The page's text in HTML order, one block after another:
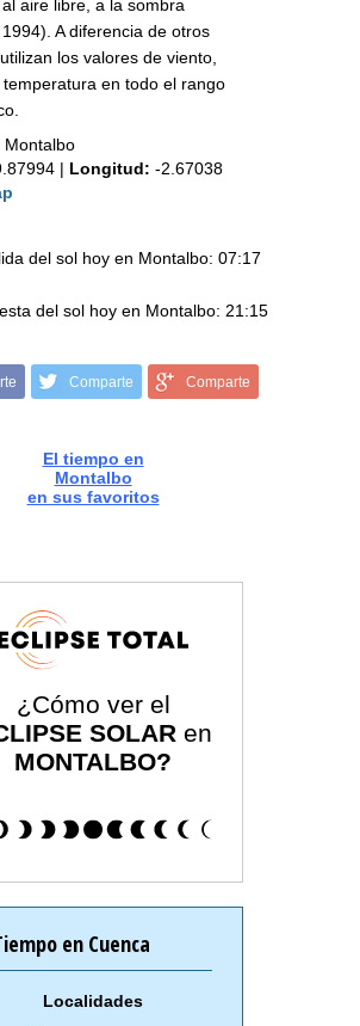
aire libre, a la sombra
A diferencia de otros
los valores de viento,
en todo el rango
Montalbo
| Longitud: -2.67038
del sol hoy en Montalbo: 07:17
del sol hoy en Montalbo: 21:15
Comparte Comparte
El tiempo en
Montalbo
en sus favoritos
¿Cómo ver el
SOLAR en
MONTALBO?
en Cuenca
Localidades